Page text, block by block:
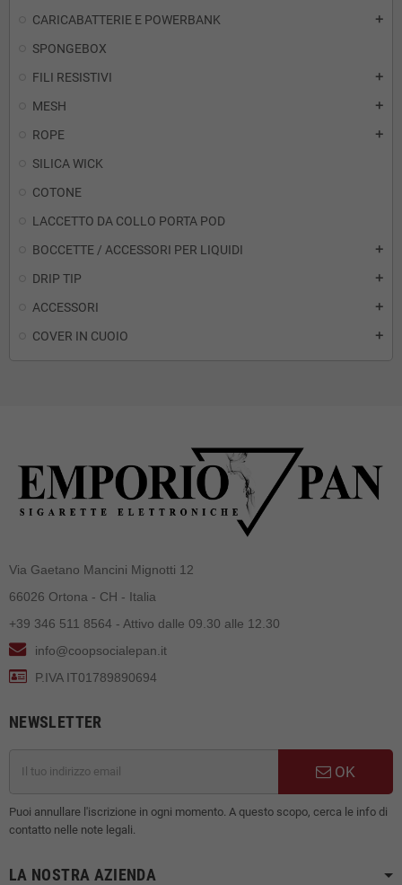
CARICABATTERIE E POWERBANK add
SPONGEBOX
FILI RESISTIVI
add
MESH add
ROPE add
SILICA WICK
COTONE
LACCETTO DA COLLO PORTA POD
BOCCETTE / ACCESSORI PER LIQUIDI
add
DRIP TIP add
ACCESSORI add
COVER IN CUOIO add
Via Gaetano Mancini Mignotti 12
66026 Ortona - CH - Italia
+39 346 511 8564 - Attivo dalle 09.30 alle 12.30
info@coopsocialepan.it
P.IVA IT01789890694
NEWSLETTER
OK
Puoi annullare l'iscrizione in ogni momento. A questo scopo, cerca le info di
contatto nelle note legali.
LA NOSTRA AZIENDA